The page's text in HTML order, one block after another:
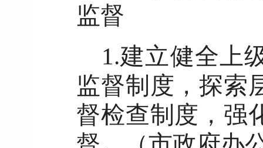
监督
1.建立健全上
监督制度，探索
督检查制度，强